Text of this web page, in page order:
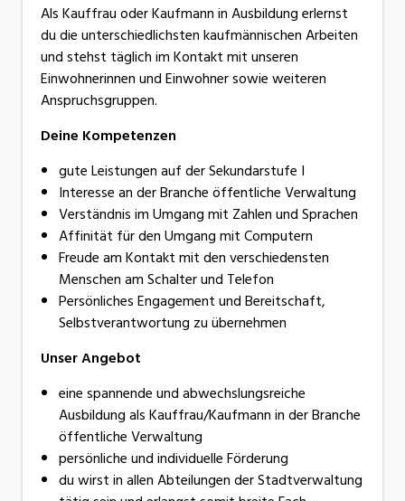
Als Kauffrau oder Kaufmann in Ausbildung erlernst
du die unterschiedlichsten kaufmännischen Arbeiten
und stehst täglich im Kontakt mit unseren
Einwohnerinnen und Einwohner sowie weiteren
Anspruchsgruppen.
Deine Kompetenzen
gute Leistungen auf der Sekundarstufe I
Interesse an der Branche öffentliche Verwaltung
Verständnis im Umgang mit Zahlen und Sprachen
Affinität für den Umgang mit Computern
Freude am Kontakt mit den verschiedensten
Menschen am Schalter und Telefon
Persönliches Engagement und Bereitschaft,
Selbstverantwortung zu übernehmen
Unser Angebot
eine spannende und abwechslungsreiche
Ausbildung als Kauffrau/Kaufmann in der Branche
öffentliche Verwaltung
persönliche und individuelle Förderung
du wirst in allen Abteilungen der Stadtverwaltung